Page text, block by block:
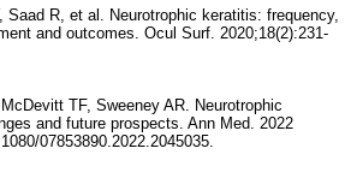
Saad R, et al. Neurotrophic keratitis: frequency,
and outcomes. Ocul Surf. 2020;18(2):231-
TF, Sweeney AR. Neurotrophic
and future prospects. Ann Med. 2022
07853890.2022.2045035.